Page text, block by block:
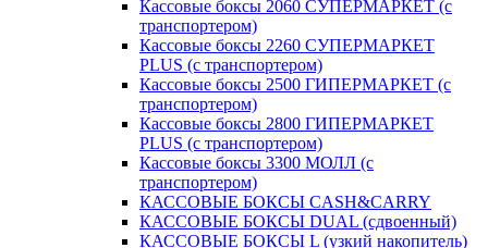
Кассовые боксы 2060 СУПЕРМАРКЕТ (с
транспортером)
Кассовые боксы 2260 СУПЕРМАРКЕТ
PLUS (с транспортером)
Кассовые боксы 2500 ГИПЕРМАРКЕТ (с
транспортером)
Кассовые боксы 2800 ГИПЕРМАРКЕТ
PLUS (с транспортером)
Кассовые боксы 3300 МОЛЛ (с
транспортером)
КАССОВЫЕ БОКСЫ CASH&CARRY
КАССОВЫЕ БОКСЫ DUAL (сдвоенный)
КАССОВЫЕ БОКСЫ L (узкий накопитель)